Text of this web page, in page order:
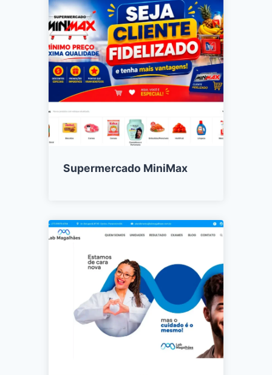
Supermercado MiniMax